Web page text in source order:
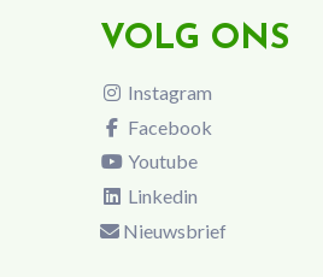
VOLG ONS
Instagram
Facebook
Youtube
Linkedin
Nieuwsbrief